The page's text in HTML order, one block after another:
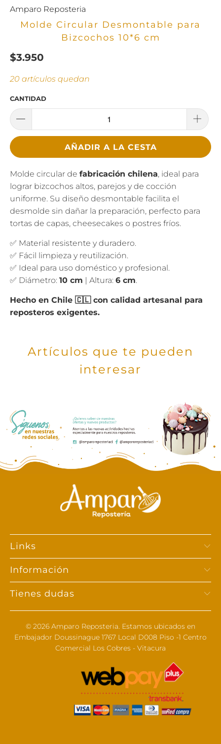
Amparo Reposteria
Molde Circular Desmontable para
Bizcochos 10*6 cm
$3.950
20 artículos quedan
CANTIDAD
AÑADIR A LA CESTA
Molde circular de fabricación chilena, ideal para
lograr bizcochos altos, parejos y de cocción
uniforme. Su diseño desmontable facilita el
desmolde sin dañar la preparación, perfecto para
tortas de capas, cheesecakes o postres fríos.
✅ Material resistente y duradero.
✅ Fácil limpieza y reutilización.
✅ Ideal para uso doméstico y profesional.
✅ Diámetro: 10 cm | Altura: 6 cm.
Hecho en Chile 🇨🇱 con calidad artesanal para
reposteros exigentes.
Artículos que te pueden
interesar
Links
Información
Tienes dudas
© 2026 Amparo Reposteria. Estamos ubicados en
Embajador Doussinague 1767 Local D008 Piso -1 Centro
Comercial Los Cobres - Vitacura